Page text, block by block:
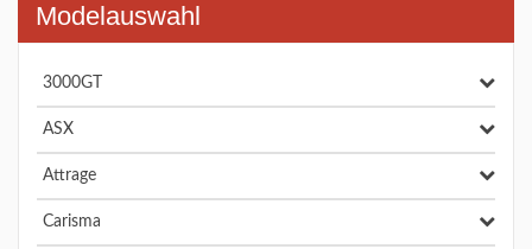
Modelauswahl
3000GT
ASX
Attrage
Carisma